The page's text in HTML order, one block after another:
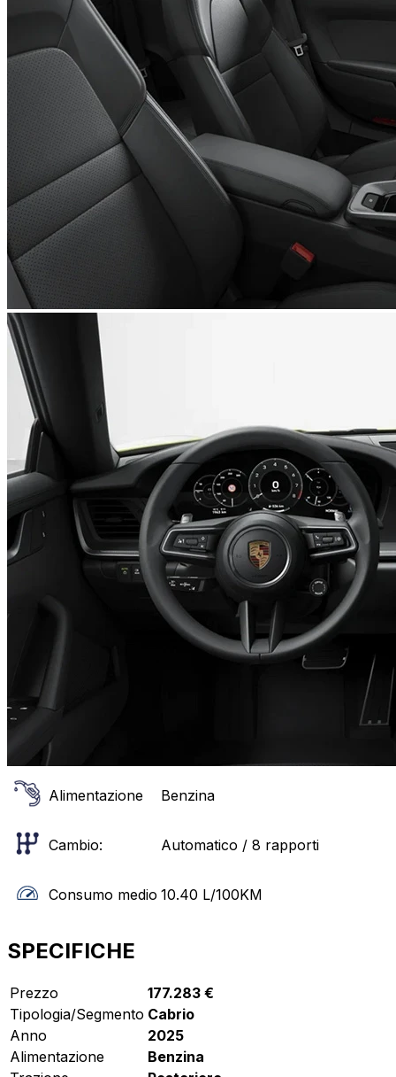
Alimentazione Benzina
Cambio: Automatico / 8 rapporti
Consumo medio 10.40 L/100KM
SPECIFICHE
Prezzo
177.283 €
Tipologia/Segmento Cabrio
Anno
2025
Alimentazione
Benzina